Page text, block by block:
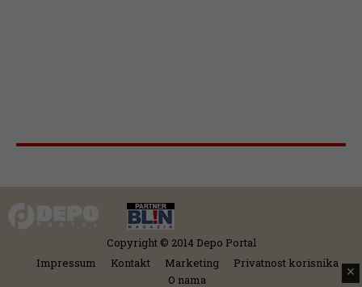
Copyright © 2014 Depo Portal
Impressum
Kontakt Marketing
Privatnost korisnika
O nama
✕